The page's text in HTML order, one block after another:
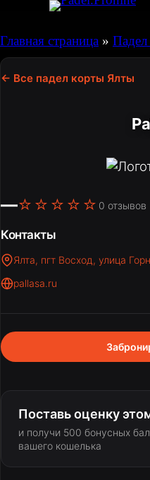
содержимому
Главная страница » Падел
← Все падел корты Ялты
—☆☆☆☆☆ 0 отзывов
Контакты
Ялта, пгт Восход, улица
pallasa.ru
Поставь оценку
и получи 500 бонусных
вашего кошелька